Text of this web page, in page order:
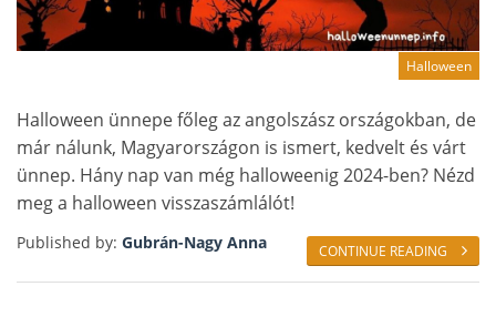
Halloween
Halloween ünnepe főleg az angolszász országokban, de
már nálunk, Magyarországon is ismert, kedvelt és várt
ünnep. Hány nap van még halloweenig 2024-ben? Nézd
meg a halloween visszaszámlálót!
CONTINUE READING
Published by: Gubrán-Nagy Anna